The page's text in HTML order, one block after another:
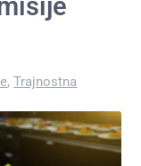
,Trajnostna